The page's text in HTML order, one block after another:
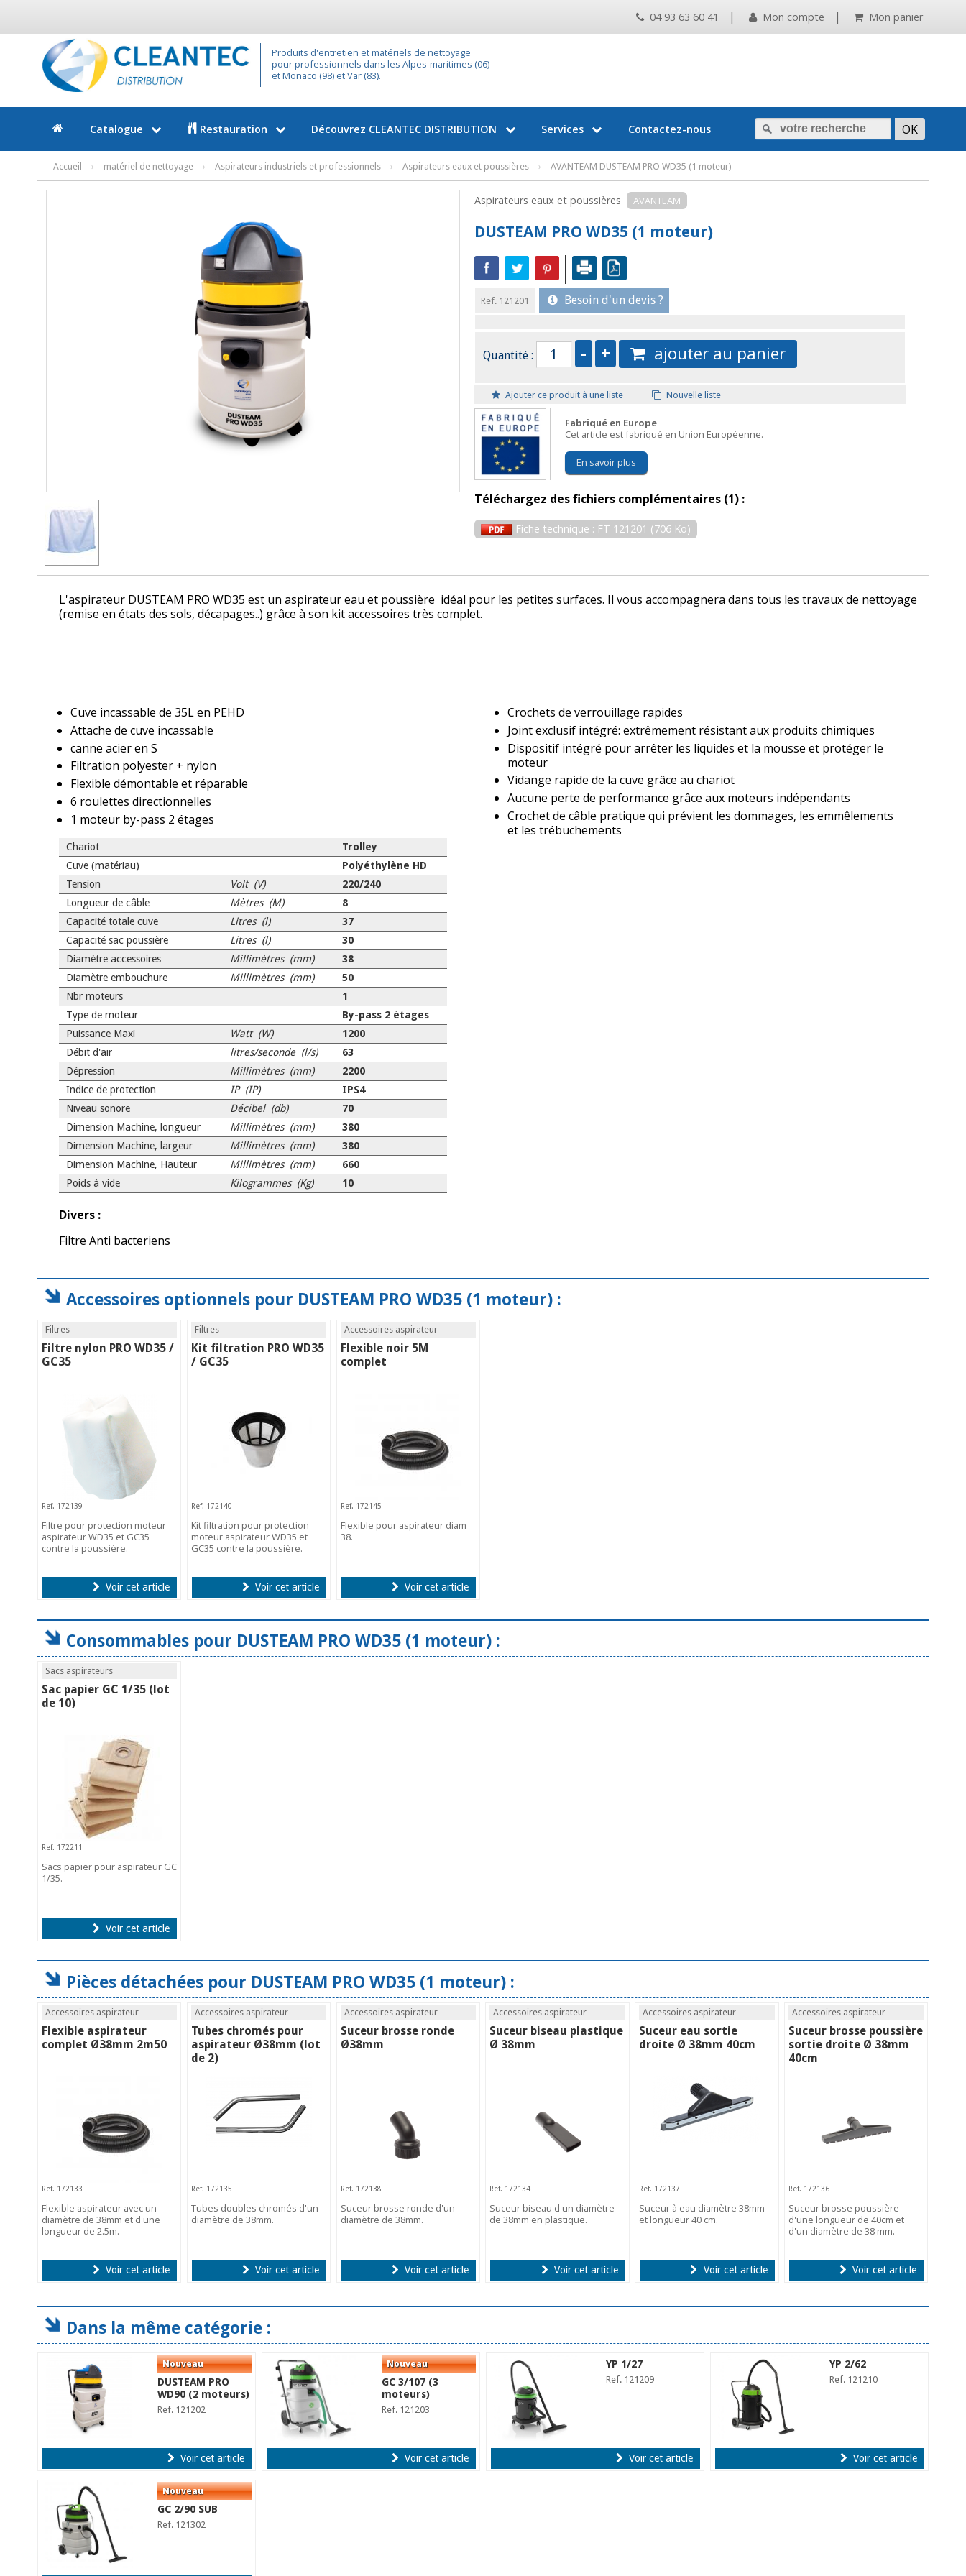
04 93 63 60 41 | Mon compte | Mon panier
Produits d'entretien et matériels de nettoyage
pour professionnels dans les Alpes-maritimes (06)
et Monaco (98) et Var (83).
Catalogue Restauration Découvrez CLEANTEC DISTRIBUTION Services Contactez-nous
Accueil › matériel de nettoyage › Aspirateurs industriels et professionnels › Aspirateurs eaux et poussières › AVANTEAM DUSTEAM PRO WD35 (1 moteur)
Aspirateurs eaux et poussières AVANTEAM
DUSTEAM PRO WD35 (1 moteur)
Ref. 121201 Besoin d'un devis ?
Quantité : ajouter au panier
Ajouter ce produit à une liste Nouvelle liste
Fabriqué en Europe
Cet article est fabriqué en Union Européenne.
En savoir plus
Téléchargez des fichiers complémentaires (1) :
Fiche technique : FT 121201 (706 Ko)
L'aspirateur DUSTEAM PRO WD35 est un aspirateur eau et poussière idéal pour les petites surfaces. Il vous accompagnera dans tous les travaux de nettoyage
(remise en états des sols, décapages..) grâce à son kit accessoires très complet.
Cuve incassable de 35L en PEHD
Attache de cuve incassable
canne acier en S
Filtration polyester + nylon
Flexible démontable et réparable
6 roulettes directionnelles
1 moteur by-pass 2 étages
Chariot
Trolley
Cuve (matériau)
Polyéthylène HD
Tension
Volt (V)
220/240
Longueur de câble
Mètres (M)
8
Capacité totale cuve
Litres (l)
37
Capacité sac poussière
Litres (l)
30
Diamètre accessoires
Millimètres (mm)
38
Diamètre embouchure
Millimètres (mm)
50
Nbr moteurs
1
Type de moteur
By-pass 2 étages
Puissance Maxi
Watt (W)
1200
Débit d'air
litres/seconde (l/s)
63
Dépression
Millimètres (mm)
2200
Indice de protection
IP (IP)
IPS4
Niveau sonore
Décibel (db)
70
Dimension Machine, longueur
Millimètres (mm)
380
Dimension Machine, largeur
Millimètres (mm)
380
Dimension Machine, Hauteur
Millimètres (mm)
660
Poids à vide
Kilogrammes (Kg) 10
Divers :
Filtre Anti bacteriens
Crochets de verrouillage rapides
Joint exclusif intégré: extrêmement résistant aux produits chimiques
Dispositif intégré pour arrêter les liquides et la mousse et protéger le
moteur
Vidange rapide de la cuve grâce au chariot
Aucune perte de performance grâce aux moteurs indépendants
Crochet de câble pratique qui prévient les dommages, les emmêlements
et les trébuchements
Accessoires optionnels pour DUSTEAM PRO WD35 (1 moteur) :
Filtres
Filtre nylon PRO WD35 /
GC35
Ref. 172139
Filtre pour protection moteur
aspirateur WD35 et GC35
contre la poussière.
Voir cet article
Filtres
Kit filtration PRO WD35
/ GC35
Ref. 172140
Kit filtration pour protection
moteur aspirateur WD35 et
GC35 contre la poussière.
Voir cet article
Accessoires aspirateur
Flexible noir 5M
complet
Ref. 172145
Flexible pour aspirateur diam
38.
Voir cet article
Consommables pour DUSTEAM PRO WD35 (1 moteur) :
Sacs aspirateurs
Sac papier GC 1/35 (lot
de 10)
Ref. 172211
Sacs papier pour aspirateur GC
1/35.
Voir cet article
Pièces détachées pour DUSTEAM PRO WD35 (1 moteur) :
Accessoires aspirateur
Flexible aspirateur
complet Ø38mm 2m50
Ref. 172133
Flexible aspirateur avec un
diamètre de 38mm et d'une
longueur de 2.5m.
Voir cet article
Accessoires aspirateur
Tubes chromés pour
aspirateur Ø38mm (lot
de 2)
Ref. 172135
Tubes doubles chromés d'un
diamètre de 38mm.
Voir cet article
Accessoires aspirateur
Suceur brosse ronde
Ø38mm
Ref. 172138
Suceur brosse ronde d'un
diamètre de 38mm.
Voir cet article
Accessoires aspirateur
Suceur biseau plastique
Ø 38mm
Ref. 172134
Suceur biseau d'un diamètre
de 38mm en plastique.
Voir cet article
Accessoires aspirateur
Suceur eau sortie
droite Ø 38mm 40cm
Ref. 172137
Suceur à eau diamètre 38mm
et longueur 40 cm.
Voir cet article
Accessoires aspirateur
Suceur brosse poussière
sortie droite Ø 38mm
40cm
Ref. 172136
Suceur brosse poussière
d'une longueur de 40cm et
d'un diamètre de 38 mm.
Voir cet article
Dans la même catégorie :
DUSTEAM PRO
WD90 (2 moteurs)
Ref. 121202
Voir cet article
GC 3/107 (3
moteurs)
Ref. 121203
Voir cet article
YP 1/27
Ref. 121209
Voir cet article
YP 2/62
Ref. 121210
Voir cet article
GC 2/90 SUB
Ref. 121302